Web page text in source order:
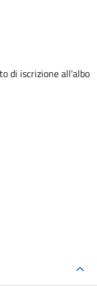
di iscrizione all'albo